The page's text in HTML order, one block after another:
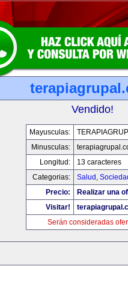
Vendido!
Mayusculas:
Minusculas:
Longitud:
13 caracteres
Categorias:
Salud ,
Precio:
Realizar una
Visitar!
Serán consideradas